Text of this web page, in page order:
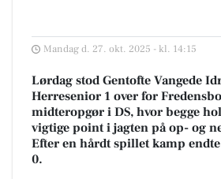
Mandag d. 27. okt. 2025 - kl. 14:15
Lørdag stod Gentofte Vangede
Herresenior 1 over for
midteropgør i DS, hvor begge
vigtige point i jagten på op- og
Efter en hårdt spillet kamp
0.